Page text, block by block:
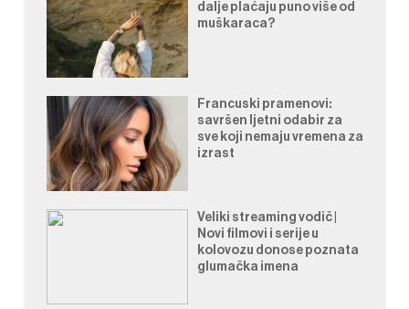
dalje plaćaju puno više od
muškaraca?
Francuski pramenovi:
savršen ljetni odabir za
sve koji nemaju vremena za
izrast
Veliki streaming vodič |
Novi filmovi i serije u
kolovozu donose poznata
glumačka imena